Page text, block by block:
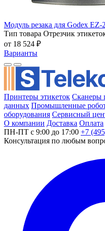
Модуль резака для Godex
Тип товара Отрезчик
от 18 524 ₽
Варианты
Принтеры этикеток Сканеры
данных Промышленные
оборудования Сервисный
О компании Доставка Оплата
ПН-ПТ с 9:00 до 17:00 +7
Консультация по любым